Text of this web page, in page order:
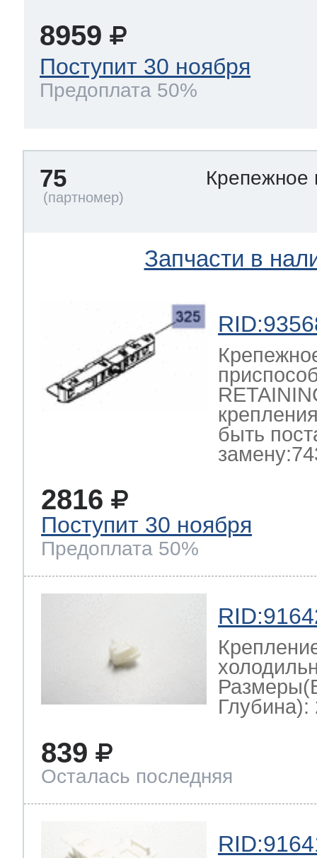
8959
Поступит 30 ноября
Предоплата 50%
75 Крепежное
Запчасти в
быть
2816
Поступит 30 ноября
Предоплата 50%
Глубина):
839
Осталась последняя